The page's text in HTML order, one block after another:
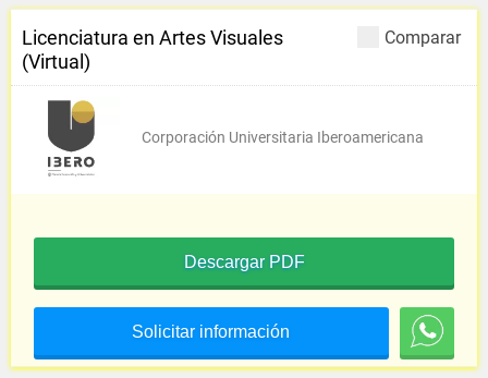
Comparar
Licenciatura en Artes Visuales
(Virtual)
Corporación Universitaria Iberoamericana
Descargar PDF
Solicitar información